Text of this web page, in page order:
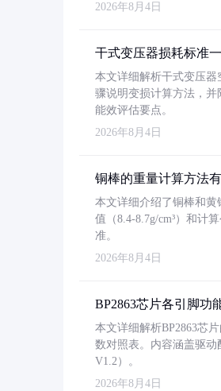
2026年8月4日
干式变压器损耗标准
本文详细解析干式变压器
骤说明变损计算方法，并
能效评估要点。
2026年8月4日
铜棒的重量计算方法
本文详细介绍了铜棒和
值（8.4-8.7g/cm³）和计
准。
2026年8月4日
BP2863芯片各引脚功
本文详细解析BP2863芯
数对照表。内容涵盖驱
V1.2）。
2026年8月4日